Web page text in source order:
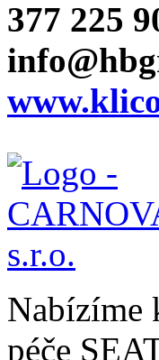
377 225
Nabízíme
péče